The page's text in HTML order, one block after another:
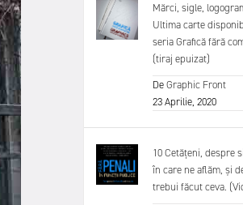
Mărci, sigle,
Ultima carte
seria Grafică fără
(tiraj epuizat)
DeGraphic Front
23 Aprilie, 2020
10 Cetățeni, despre
în care ne aflăm, și
trebui făcut ceva.